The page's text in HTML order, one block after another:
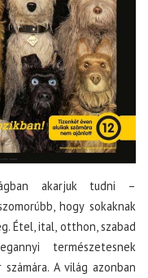
akarjuk tudni –
hogy sokaknak
Étel, ital, otthon, szabad
természetesnek
A világ azonban